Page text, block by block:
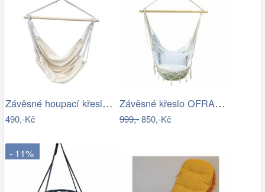
Závěsné houpací křeslo Cozyz béžová
490,-Kč
Závěsné křeslo OFRAME Tempo Kondela
999,-850,-Kč
- 11%